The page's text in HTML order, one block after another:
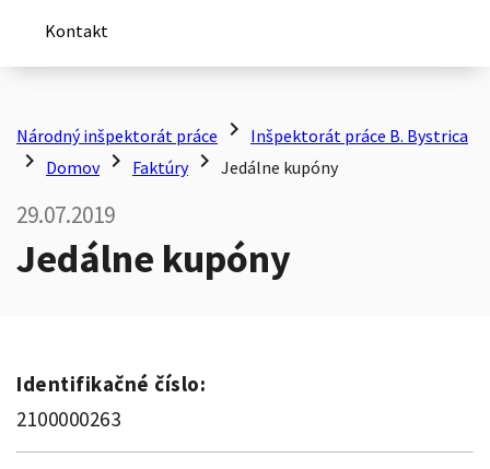
Kontakt
Národný inšpektorát práce chevron_right Inšpektorát práce B. Bystrica
chevron_right Domov chevron_right Faktúry chevron_right Jedálne kupóny
29.07.2019
Jedálne kupóny
Identifikačné číslo:
2100000263